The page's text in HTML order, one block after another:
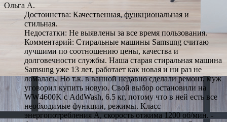
Ольга А.
Достоинства: Качественная, функциональная и
стильная.
Недостатки: Не выявлены за все время пользования.
Комментарий: Стиральные машины Samsung считаю
лучшими по соотношению цены, качества и
долговечности службы. Наша старая стиральная машина
Samsung уже 13 лет, работает как новая и ни раз не
ломалась. Но т.к. в ванной недавно сделали ремонт, муж
уговорил купить новую. Свой выбор остановили на
WW4600K с AddWash, 6.5 кг, потому что в ней есть все
необходимые функции, режимы. Класс
энергопотребления А, скорость отжима 1200 об/мин. -